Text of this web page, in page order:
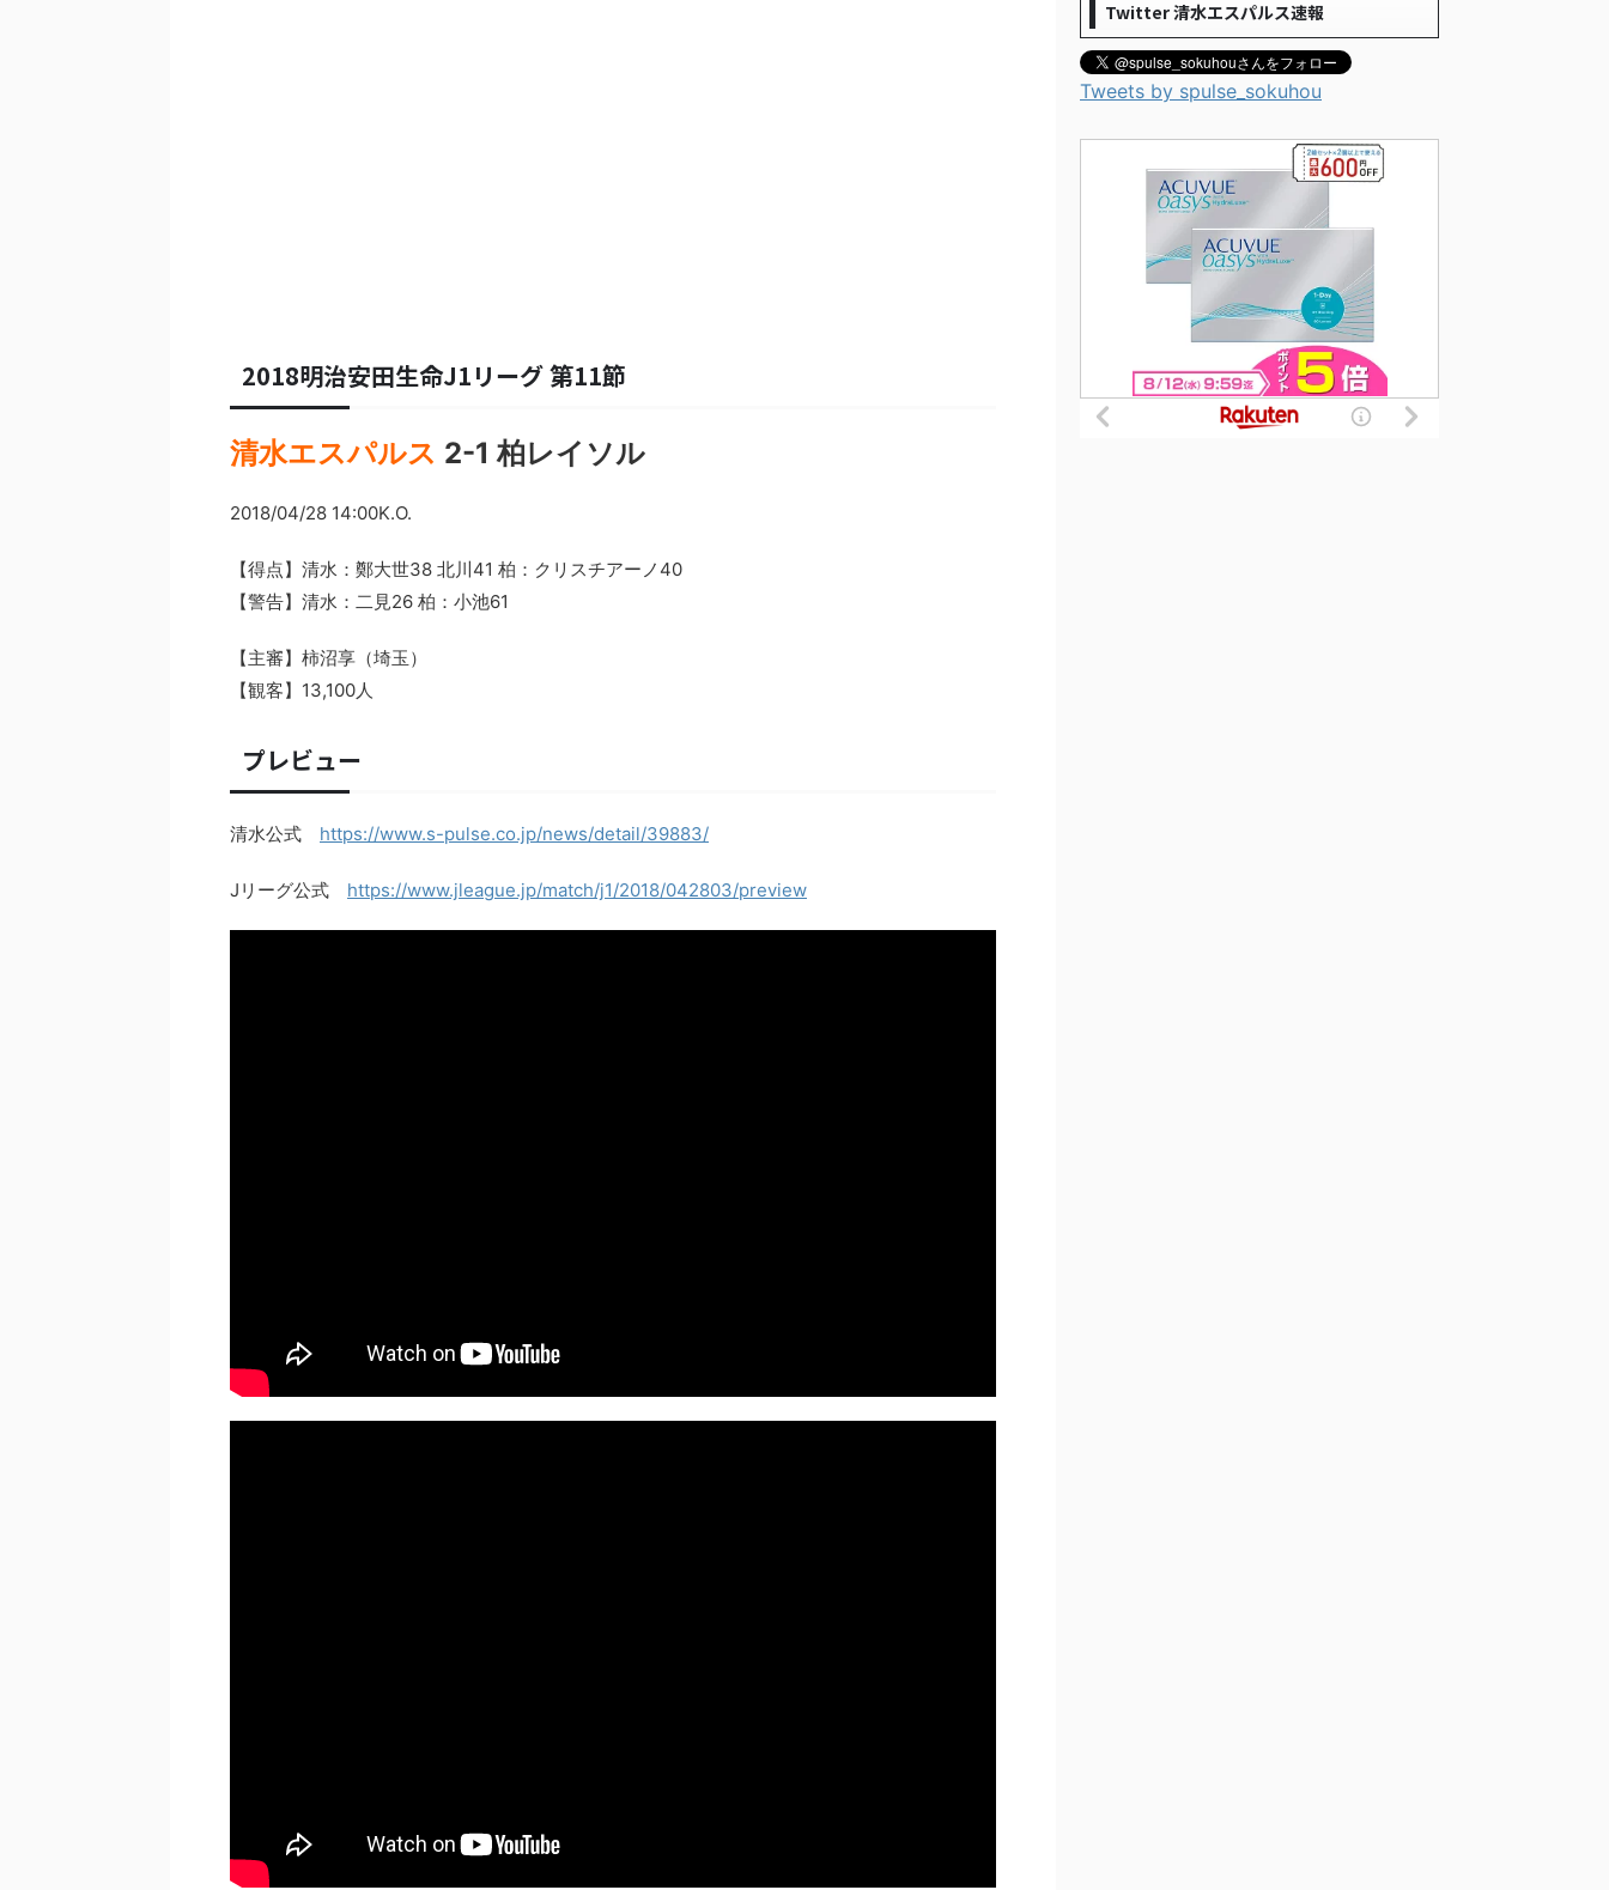
2018明治安田生命J1リーグ 第11節
清水エスパルス 2-1 柏レイソル
2018/04/28 14:00K.O.
【得点】清水：鄭大世38 北川41 柏：クリスチアーノ40
【警告】清水：二見26 柏：小池61
【主審】柿沼享（埼玉）
【観客】13,100人
プレビュー
清水公式 https://www.s-pulse.co.jp/news/detail/39883/
Jリーグ公式 https://www.jleague.jp/match/j1/2018/042803/preview
Twitter 清水エスパルス速報
Tweets by spulse_sokuhou